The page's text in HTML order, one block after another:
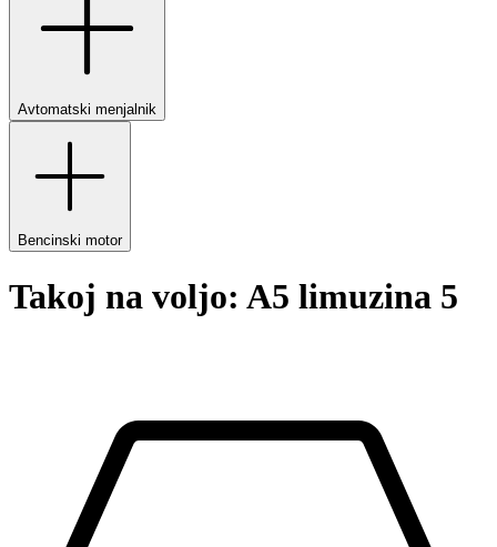
Avtomatski menjalnik
Bencinski motor
Takoj na voljo: A5 limuzina 5